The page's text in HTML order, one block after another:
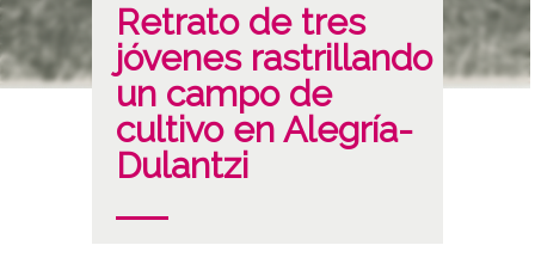
Retrato de tres
jóvenes rastrillando
un campo de
cultivo en Alegría-
Dulantzi